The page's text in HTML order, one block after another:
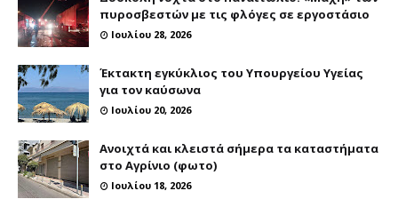
πυροσβεστών με τις φλόγες σε εργοστάσιο
Ιουλίου 28, 2026
Έκτακτη εγκύκλιος του Υπουργείου Υγείας
για τον καύσωνα
Ιουλίου 20, 2026
Ανοιχτά και κλειστά σήμερα τα καταστήματα
στο Αγρίνιο (φωτο)
Ιουλίου 18, 2026